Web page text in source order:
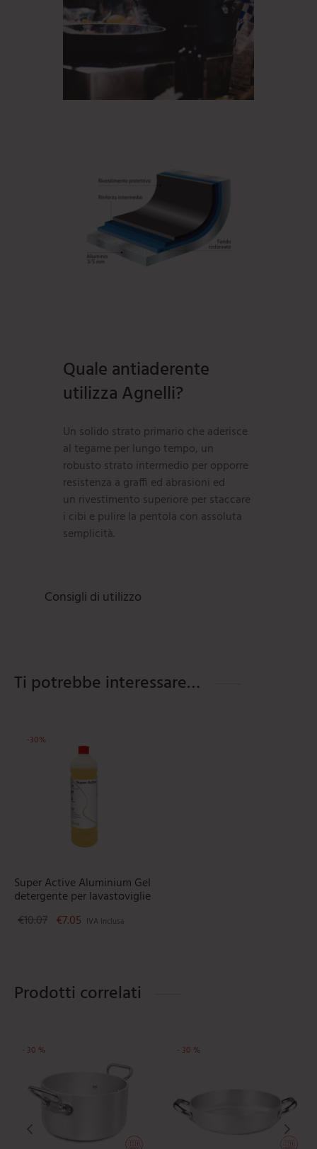
Quale antiaderente
utilizza Agnelli?
Un solido strato primario che aderisce
al tegame per lungo tempo, un
robusto strato intermedio per opporre
resistenza a graffi ed abrasioni ed
un rivestimento superiore per staccare
i cibi e pulire la pentola con assoluta
semplicità.
Consigli di utilizzo
Ti potrebbe interessare…
-30%
Super Active Aluminium Gel
detergente per lavastoviglie
€10.07 Il prezzo originale era: €10.07.
€7.05 Il prezzo attuale è: €7.05.
IVA Inclusa
Prodotti correlati
possono essere scelte nella pagina del prodotto
prodotto ha più varianti. Le opzioni possono essere
- 30 % Questo prodotto ha più varianti.
- 30 %